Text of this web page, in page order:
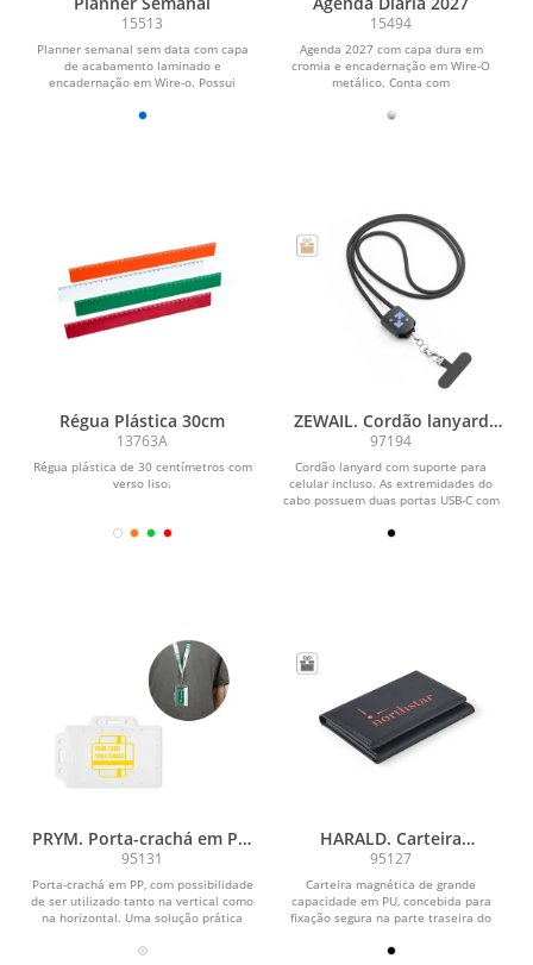
15513
Planner semanal sem data com capa
de acabamento laminado e
encadernação em Wire-o. Possui
15494
Agenda 2027 com capa dura em
cromia e encadernação em Wire-O
metálico. Conta com
dedicadas...
Régua Plástica 30cm
13763A
Régua plástica de 30 centímetros com
verso liso.
ZEWAIL. Cordão lanyard
com suporte para celular
incluso, cabo USB-C e
diversos adaptadores em
ABS reciclado e TPE
97194
Cordão lanyard com suporte para
celular incluso. As extremidades do
cabo possuem duas portas USB-C com
PRYM. Porta-crachá em PP,
com possibilidade de ser
utilizado tanto na vertical
como na horizontal
95131
Porta-crachá em PP, com possibilidade
de ser utilizado tanto na vertical como
na horizontal. Uma solução prática
HARALD. Carteira
magnética em PU de
grande capacidade com
bloqueio RFID
95127
Carteira magnética de grande
capacidade em PU, concebida para
fixação segura na parte traseira do